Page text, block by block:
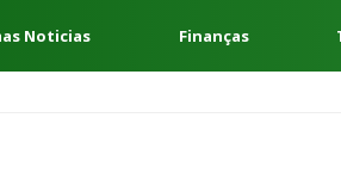
Noticias Finanças